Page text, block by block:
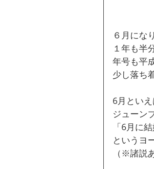
６月にな
１年も半
年号も平
少し落ち
6月とい
ジューン
「6月に
というヨ
（※諸説